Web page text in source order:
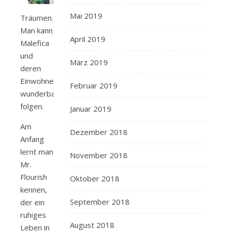
Träumen.
Man kann
Malefica
und
deren
Einwohner
wunderbar
folgen.
Am
Anfang
lernt man
Mr.
Flourish
kennen,
der ein
ruhiges
Leben in
Mai 2019
April 2019
März 2019
Februar 2019
Januar 2019
Dezember 2018
November 2018
Oktober 2018
September 2018
August 2018